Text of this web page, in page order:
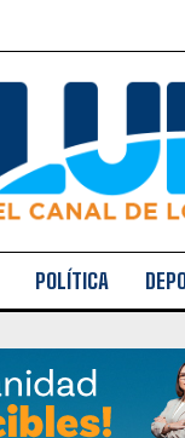
POLÍTICA